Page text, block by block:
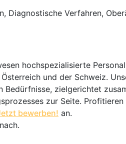
Diagnostische Verfahren,
hochspezialisierte
und der Schweiz.
zielgerichtet
zur Seite.
bewerben! an.